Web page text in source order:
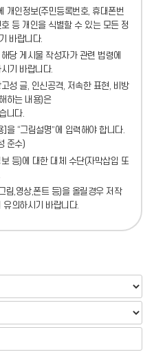
개인정보(주민등록번호, 휴대폰번
등 개인을 식별할 수 있는 모든 정
바랍니다.
당 게시물 작성자가 관련 법령에
기 바랍니다.
성 글, 인신공격, 저속한 표현, 비방
하는 내용)은
니다.
을 “그림설명”에 입력해야 합니다.
준수)
등)에 대한 대체 수단(자막삽입 또
림,영상,폰트 등)을 올릴경우 저작
의하시기 바랍니다.